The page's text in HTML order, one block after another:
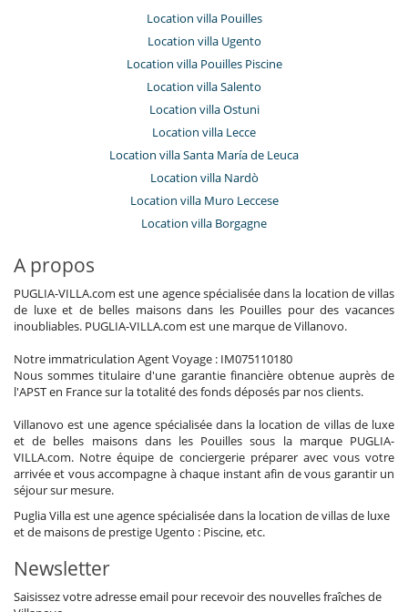
Location villa Pouilles
Location villa Ugento
Location villa Pouilles Piscine
Location villa Salento
Location villa Ostuni
Location villa Lecce
Location villa Santa María de Leuca
Location villa Nardò
Location villa Muro Leccese
Location villa Borgagne
A propos
PUGLIA-VILLA.com est une agence spécialisée dans la location de villas
de luxe et de belles maisons dans les Pouilles pour des vacances
inoubliables. PUGLIA-VILLA.com est une marque de Villanovo.
Notre immatriculation Agent Voyage : IM075110180
Nous sommes titulaire d'une garantie financière obtenue auprès de
l'APST en France sur la totalité des fonds déposés par nos clients.
Villanovo est une agence spécialisée dans la location de villas de luxe
et de belles maisons dans les Pouilles sous la marque PUGLIA-
VILLA.com. Notre équipe de conciergerie préparer avec vous votre
arrivée et vous accompagne à chaque instant afin de vous garantir un
séjour sur mesure.
Puglia Villa est une agence spécialisée dans la location de villas de luxe
et de maisons de prestige Ugento : Piscine, etc.
Newsletter
Saisissez votre adresse email pour recevoir des nouvelles fraîches de